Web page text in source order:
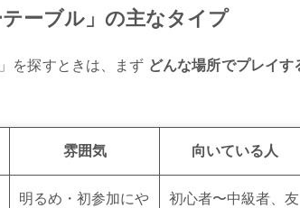
ーブル」の主なタイプ
を探すときは、まず どんな場所でプレイす
雰囲気 向いている人
明るめ・初参加にや
初心者〜中級者、友